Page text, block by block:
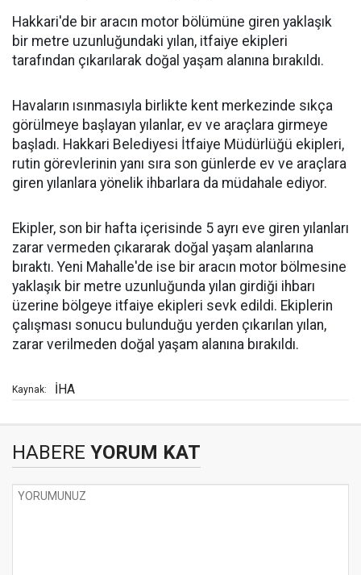
Hakkari'de bir aracın motor bölümüne giren yaklaşık
bir metre uzunluğundaki yılan, itfaiye ekipleri
tarafından çıkarılarak doğal yaşam alanına bırakıldı.
Havaların ısınmasıyla birlikte kent merkezinde sıkça
görülmeye başlayan yılanlar, ev ve araçlara girmeye
başladı. Hakkari Belediyesi İtfaiye Müdürlüğü ekipleri,
rutin görevlerinin yanı sıra son günlerde ev ve araçlara
giren yılanlara yönelik ihbarlara da müdahale ediyor.
Ekipler, son bir hafta içerisinde 5 ayrı eve giren yılanları
zarar vermeden çıkararak doğal yaşam alanlarına
bıraktı. Yeni Mahalle'de ise bir aracın motor bölmesine
yaklaşık bir metre uzunluğunda yılan girdiği ihbarı
üzerine bölgeye itfaiye ekipleri sevk edildi. Ekiplerin
çalışması sonucu bulunduğu yerden çıkarılan yılan,
zarar verilmeden doğal yaşam alanına bırakıldı.
Kaynak: İHA
HABERE YORUM KAT